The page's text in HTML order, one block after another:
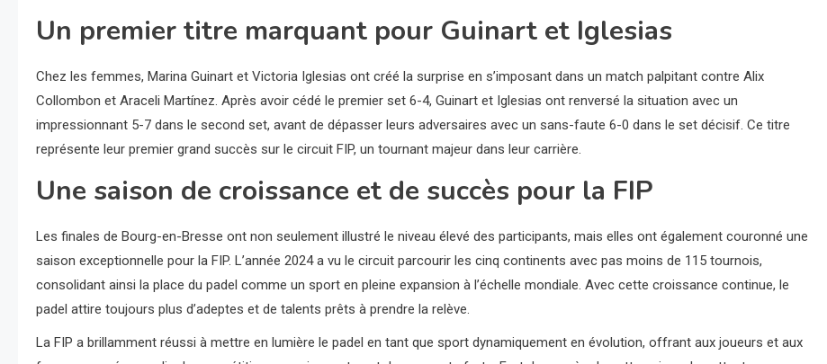
Un premier titre marquant pour Guinart et Iglesias
Chez les femmes, Marina Guinart et Victoria Iglesias ont créé la surprise en s’imposant dans un match palpitant contre Alix
Collombon et Araceli Martínez. Après avoir cédé le premier set 6-4, Guinart et Iglesias ont renversé la situation avec un
impressionnant 5-7 dans le second set, avant de dépasser leurs adversaires avec un sans-faute 6-0 dans le set décisif. Ce titre
représente leur premier grand succès sur le circuit FIP, un tournant majeur dans leur carrière.
Une saison de croissance et de succès pour la FIP
Les finales de Bourg-en-Bresse ont non seulement illustré le niveau élevé des participants, mais elles ont également couronné une
saison exceptionnelle pour la FIP. L’année 2024 a vu le circuit parcourir les cinq continents avec pas moins de 115 tournois,
consolidant ainsi la place du padel comme un sport en pleine expansion à l’échelle mondiale. Avec cette croissance continue, le
padel attire toujours plus d’adeptes et de talents prêts à prendre la relève.
La FIP a brillamment réussi à mettre en lumière le padel en tant que sport dynamiquement en évolution, offrant aux joueurs et aux